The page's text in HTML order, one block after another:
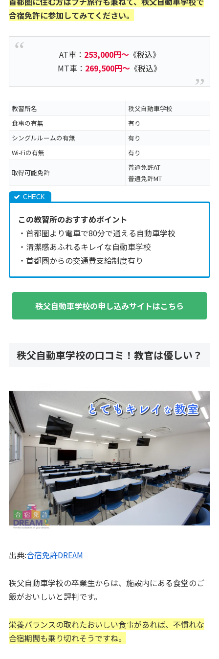
合宿免許に参加してみてください。
AT車： 253,000円～《税込》
MT車： 269,500円～ 《税込》
教習所名
秩父自動車学校
食事の有無
有り
シングルルームの有無
有り
Wi-Fiの有無
有り
取得可能免許
普通免許AT
普通免許MT
この教習所のおすすめポイント
・首都圏より電車で80分で通える自動車学校
・清潔感あふれるキレイな自動車学校
・首都圏からの交通費支給制度有り
秩父自動車学校の申し込みサイトはこちら
秩父自動車学校の口コミ！教官は優しい？
出典:合宿免許DREAM
秩父自動車学校の卒業生からは、施設内にある食堂のご
飯がおいしいと評判です。
栄養バランスの取れたおいしい食事があれば、不慣れな
合宿期間も乗り切れそうですね。